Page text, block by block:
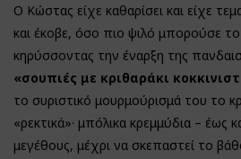
Ο Κώστας είχε καθαρίσει και είχε
και έκοβε, όσο πιο ψιλό μπορούσε
κηρύσσοντας την έναρξη της
«σουπιές με κριθαράκι
το συριστικό μουρμούρισμά του το
«ρεκτικά»· μπόλικα κρεμμύδια – έως
μεγέθους, μέχρι να σκεπαστεί το